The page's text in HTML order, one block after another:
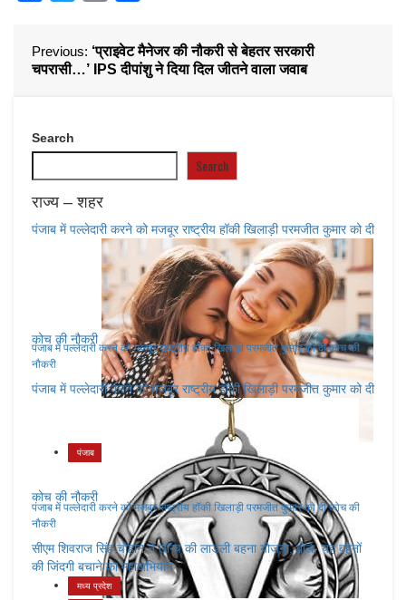
Previous: ‘प्राइवेट मैनेजर की नौकरी से बेहतर सरकारी
चपरासी…’ IPS दीपांशु ने दिया दिल जीतने वाला जवाब
Search
Search
राज्य – शहर
पंजाब में पल्लेदारी करने को मजबूर राष्ट्रीय हॉकी खिलाड़ी परमजीत कुमार को दी
कोच की नौकरी
पंजाब
पंजाब में पल्लेदारी करने को मजबूर राष्ट्रीय हॉकी खिलाड़ी परमजीत कुमार को दी कोच की
नौकरी
पंजाब में पल्लेदारी करने को मजबूर राष्ट्रीय हॉकी खिलाड़ी परमजीत कुमार को दी
कोच की नौकरी
पंजाब में पल्लेदारी करने को मजबूर राष्ट्रीय हॉकी खिलाड़ी परमजीत कुमार को दी कोच की
नौकरी
सीएम शिवराज सिंह चौहान ने लाॅन्च की लाडली बहना योजना, बोले- यह बहनों
की जिंदगी बचाने का महाअभियान
मध्य प्रदेश